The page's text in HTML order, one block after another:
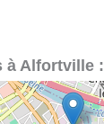
à Alfortville :